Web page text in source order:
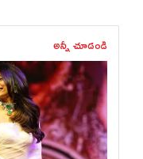
అన్నీ చూడండి